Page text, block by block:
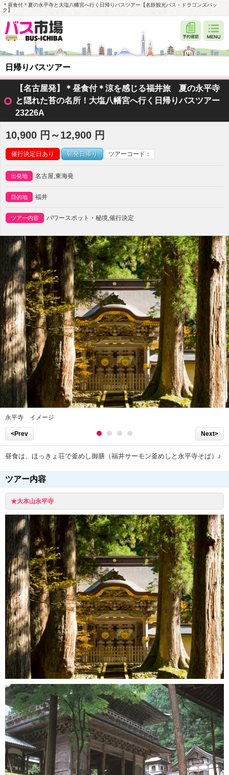
＊昼食付＊夏の永平寺と大塩八幡宮へ行く日帰りバスツアー【名鉄観光バス・ドラゴンズパッ
ク】
日帰りバスツアー
【名古屋発】＊昼食付＊涼を感じる福井旅 夏の永平寺
と隠れた苔の名所！大塩八幡宮へ行く日帰りバスツアー
23226A
10,900 円～12,900 円
催行決定日あり 朝発日帰り ツアーコード：
出発地 名古屋,東海発
目的地 福井
ツアー内容 パワースポット・秘境,催行決定
永平寺 イメージ
<Prev Next>
昼食は、ほっきょ荘で釜めし御膳（福井サーモン釜めしと永平寺そば）♪
ツアー内容
★大本山永平寺